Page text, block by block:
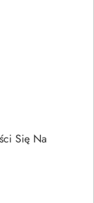
Się Na